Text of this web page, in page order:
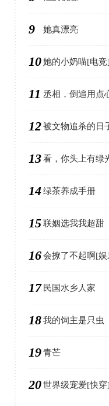
9 她真漂亮
10她的小奶喵[电竞]
11 丞相，倒追用点
12被文物追杀的日
13看，你头上有绿
14绿茶养成手册
15联姻选我我超甜
16会撩了不起啊[娱
17 民国水乡人家
18我的饲主是只虫
19青芒
20世界级宠爱[快穿]